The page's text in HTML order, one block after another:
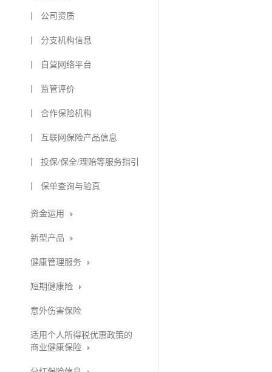
丨 公司资质
丨 分支机构信息
丨 自营网络平台
丨 监管评价
丨 合作保险机构
丨 互联网保险产品信息
丨 投保/保全/理赔等服务指引
丨 保单查询与验真
资金运用
新型产品
健康管理服务
短期健康险
意外伤害保险
适用个人所得税优惠政策的
商业健康保险